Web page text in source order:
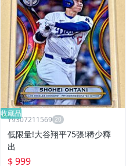
收藏品
Y9307211569
低限量!大谷翔平75張!稀少釋
出
$ 999